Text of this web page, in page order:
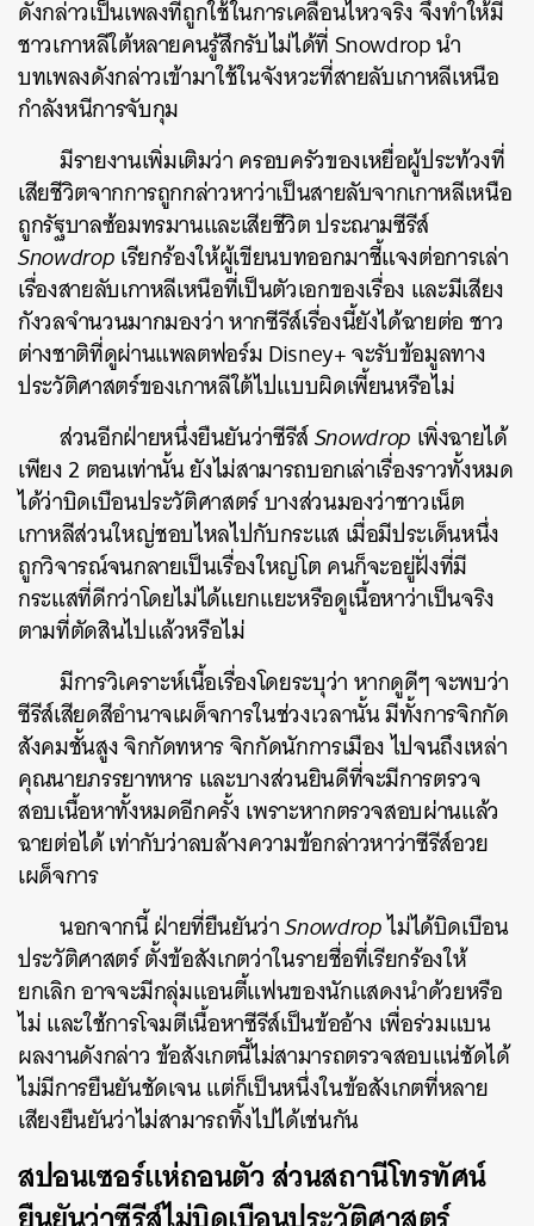
ดังกล่าวเป็นเพลงที่ถูกใช้ในการเคลื่อนไหวจริง จึงทำให้มี
ชาวเกาหลีใต้หลายคนรู้สึกรับไม่ได้ที่ Snowdrop นำ
บทเพลงดังกล่าวเข้ามาใช้ในจังหวะที่สายลับเกาหลีเหนือ
กำลังหนีการจับกุม
มีรายงานเพิ่มเติมว่า ครอบครัวของเหยื่อผู้ประท้วงที่
เสียชีวิตจากการถูกกล่าวหาว่าเป็นสายลับจากเกาหลีเหนือ
ถูกรัฐบาลซ้อมทรมานและเสียชีวิต ประณามซีรีส์
Snowdropเรียกร้องให้ผู้เขียนบทออกมาชี้แจงต่อการเล่า
เรื่องสายลับเกาหลีเหนือที่เป็นตัวเอกของเรื่อง และมีเสียง
กังวลจำนวนมากมองว่า หากซีรีส์เรื่องนี้ยังได้ฉายต่อ ชาว
ต่างชาติที่ดูผ่านแพลตฟอร์ม Disney+ จะรับข้อมูลทาง
ประวัติศาสตร์ของเกาหลีใต้ไปแบบผิดเพี้ยนหรือไม่
ส่วนอีกฝ่ายหนึ่งยืนยันว่าซีรีส์Snowdrop เพิ่งฉายได้
เพียง 2 ตอนเท่านั้น ยังไม่สามารถบอกเล่าเรื่องราวทั้งหมด
ได้ว่าบิดเบือนประวัติศาสตร์ บางส่วนมองว่าชาวเน็ต
เกาหลีส่วนใหญ่ชอบไหลไปกับกระแส เมื่อมีประเด็นหนึ่ง
ถูกวิจารณ์จนกลายเป็นเรื่องใหญ่โต คนก็จะอยู่ฝั่งที่มี
กระแสที่ดีกว่าโดยไม่ได้แยกแยะหรือดูเนื้อหาว่าเป็นจริง
ตามที่ตัดสินไปแล้วหรือไม่
มีการวิเคราะห์เนื้อเรื่องโดยระบุว่า หากดูดีๆ จะพบว่า
ซีรีส์เสียดสีอำนาจเผด็จการในช่วงเวลานั้น มีทั้งการจิกกัด
สังคมชั้นสูง จิกกัดทหาร จิกกัดนักการเมือง ไปจนถึงเหล่า
คุณนายภรรยาทหาร และบางส่วนยินดีที่จะมีการตรวจ
สอบเนื้อหาทั้งหมดอีกครั้ง เพราะหากตรวจสอบผ่านแล้ว
ฉายต่อได้ เท่ากับว่าลบล้างความข้อกล่าวหาว่าซีรีส์อวย
เผด็จการ
นอกจากนี้ ฝ่ายที่ยืนยันว่าSnowdropไม่ได้บิดเบือน
ประวัติศาสตร์ ตั้งข้อสังเกตว่าในรายชื่อที่เรียกร้องให้
ยกเลิก อาจจะมีกลุ่มแอนตี้แฟนของนักแสดงนำด้วยหรือ
ไม่ และใช้การโจมตีเนื้อหาซีรีส์เป็นข้ออ้าง เพื่อร่วมแบน
ผลงานดังกล่าว ข้อสังเกตนี้ไม่สามารถตรวจสอบแน่ชัดได้
ไม่มีการยืนยันชัดเจน แต่ก็เป็นหนึ่งในข้อสังเกตที่หลาย
เสียงยืนยันว่าไม่สามารถทิ้งไปได้เช่นกัน
สปอนเซอร์แห่ถอนตัว ส่วนสถานีโทรทัศน์
SHARE TWEET LINE EMAIL